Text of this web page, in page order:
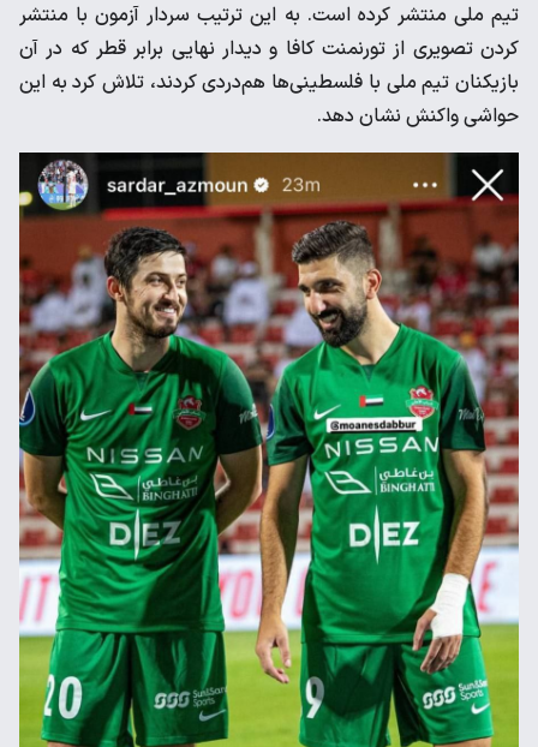
تیم ملی منتشر کرده است. به این ترتیب سردار آزمون با منتشر
کردن تصویری از تورنمنت کافا و دیدار نهایی برابر قطر که در آن
بازیکنان تیم ملی با فلسطینی‌ها هم‌دردی کردند، تلاش کرد به این
حواشی واکنش نشان دهد.